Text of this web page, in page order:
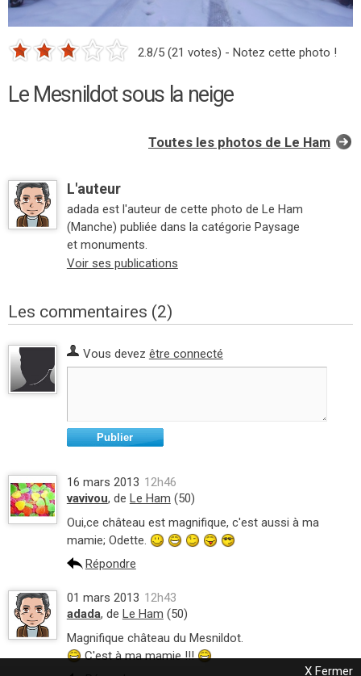
2.8/5 (21 votes) - Notez cette photo !
Le Mesnildot sous la neige
Toutes les photos de Le Ham
L'auteur
adada est l'auteur de cette photo de Le Ham
(Manche) publiée dans la catégorie Paysage
et monuments.
Voir ses publications
Les commentaires (2)
Vous devez être connecté
Publier
16 mars 2013 12h46
vavivou, de Le Ham (50)
Oui,ce château est magnifique, c'est aussi à ma
mamie; Odette.
Répondre
01 mars 2013 12h43
adada, de Le Ham (50)
Magnifique château du Mesnildot.
C'est à ma mamie !!!
X Fermer